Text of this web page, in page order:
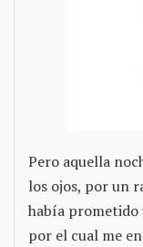
Pero aquella
los ojos, por un
había prometido
por el cual me